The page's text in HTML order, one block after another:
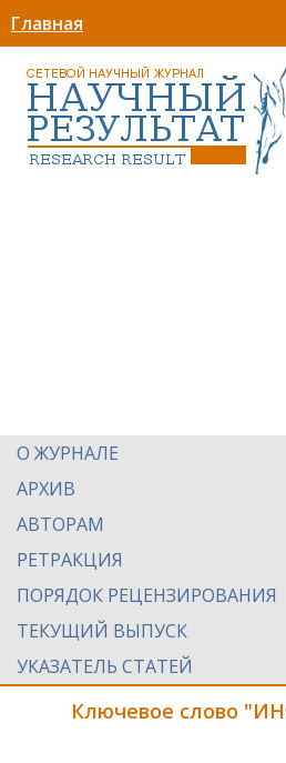
Главная
О ЖУРНАЛЕ
АРХИВ
АВТОРАМ
РЕТРАКЦИЯ
ПОРЯДОК РЕЦЕНЗИРОВАНИЯ
ТЕКУЩИЙ ВЫПУСК
УКАЗАТЕЛЬ СТАТЕЙ
Ключевое слово